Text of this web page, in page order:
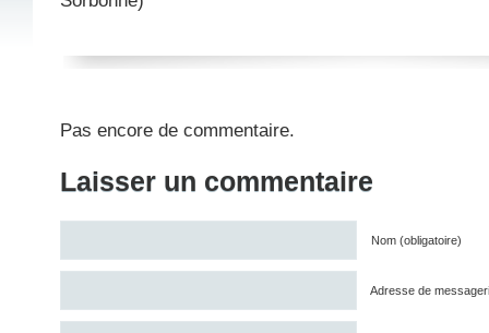
Pas encore de commentaire.
Laisser un commentaire
Nom (obligatoire)
Adresse de